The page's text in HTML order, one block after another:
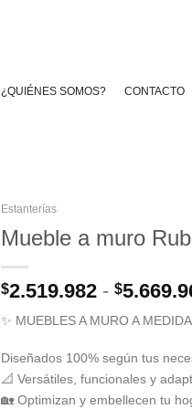
¿QUIÉNES SOMOS? CONTACTO
Estanterías
Mueble a muro
$2.519.982 - $
✨ MUEBLES A MURO A MEDIDA
Diseñados 100% según tus
📐 Versátiles, funcionales y
🏡 Optimizan y embellecen tu